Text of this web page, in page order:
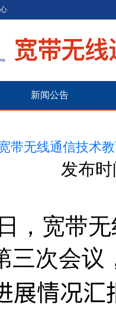
新闻公告
带无线通信技术
发布
日，宽带
三次会
展情况汇